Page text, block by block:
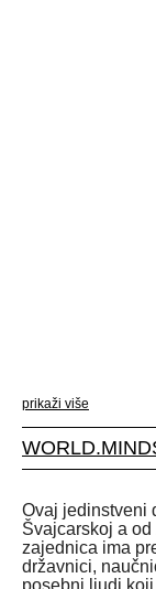
prikaži više
Ovaj jedinstveni
Švajcarskoj a
zajednica ima
državnici,